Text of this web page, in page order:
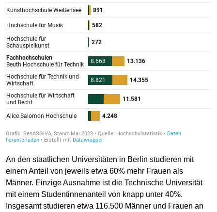
An den staatlichen Universitäten in Berlin studieren mit
einem Anteil von jeweils etwa 60% mehr Frauen als
Männer. Einzige Ausnahme ist die Technische Universität
mit einem Studentinnenanteil von knapp unter 40%.
Insgesamt studieren etwa 116.500 Männer und Frauen an